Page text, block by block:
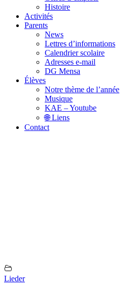
Histoire
Activités
Parents
News
Lettres d’informations
Calendrier scolaire
Adresses e-mail
DG Mensa
Élèves
Notre thème de l’année
Musique
KAE – Youtube
🌐 Liens
Contact
Lieder